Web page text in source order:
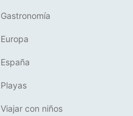
Gastronomía
Europa
España
Playas
Viajar con niños